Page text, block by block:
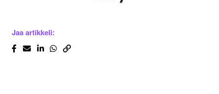
Jaa artikkeli: